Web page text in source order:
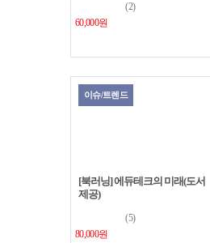
(2)
60,000원
이슈/트렌드
[북러닝] 에듀테크의 미래(도서
제공)
(5)
80,000원